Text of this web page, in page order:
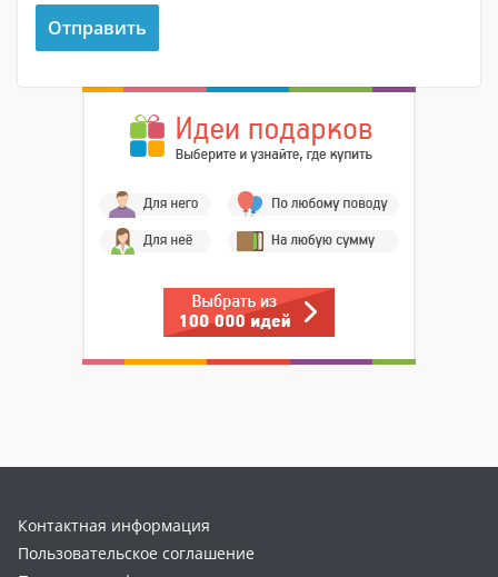
Контактная информация
Пользовательское соглашение